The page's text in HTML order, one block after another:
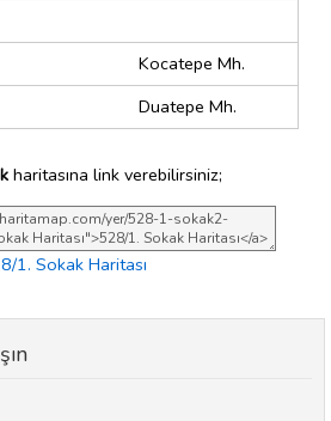
Kocatepe Mh.
Duatepe Mh.
haritasına link verebilirsiniz;
1. Sokak Haritası